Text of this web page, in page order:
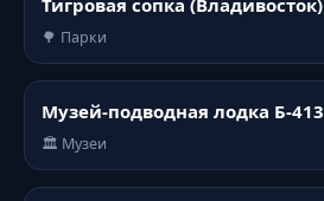
Тигровая сопка (Владивосток)
🌳 Парки
Музей-подводная лодка Б-413
🏛️ Музеи